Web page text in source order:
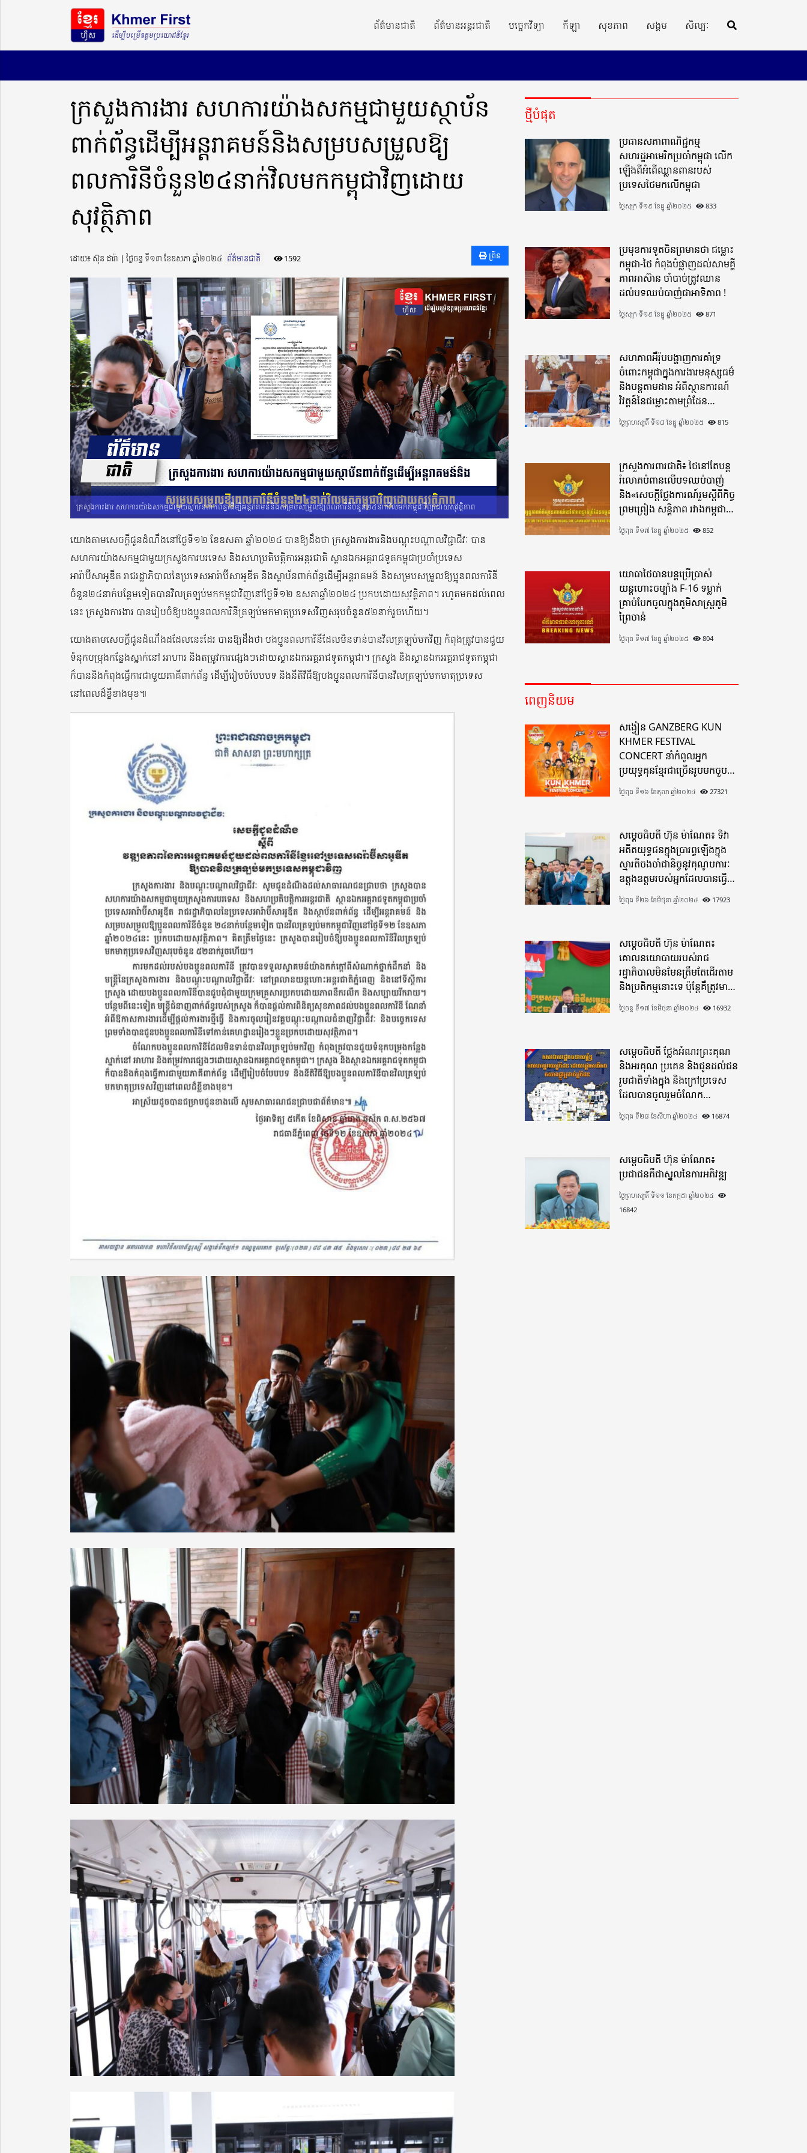
ព័ត៌មានជាតិ ព័ត៌មានអន្តរជាតិ បច្ចេកវិទ្យា កីឡា សុខភាព សង្គម សិល្បៈ
ក្រសួងការងារ សហការយ៉ាងសកម្មជាមួយស្ថាប័ន
ពាក់ព័ន្ធដើម្បីអន្តរាគមន៍និងសម្របសម្រួលឱ្យ
ពលការិនីចំនួន២៤នាក់វិលមកកម្ពុជាវិញដោយ
សុវត្ថិភាព
ដោយ៖ ស៊ុន ដារ៉ា ​​ | ថ្ងៃចន្ទ ទី១៣ ខែឧសភា ឆ្នាំ២០២៤ ព័ត៌មានជាតិ 1592 ព្រីន
ក្រសួងការងារ សហការយ៉ាងសកម្មជាមួយស្ថាប័នពាក់ព័ន្ធដើម្បីអន្តរាគមន៍និងសម្របសម្រួលឱ្យពលការិនីចំនួន២៤នាក់វិលមកកម្ពុជាវិញដោយសុវត្ថិភាព
យោងតាមសេចក្តីជូនដំណឹងនៅថ្ងៃទី១២ ខែឧសភា ឆ្នាំ២០២៤ បានឱ្យដឹងថា ក្រសួងការងារនិងបណ្តុះបណ្តាលវិជ្ជាជីវៈ បាន
សហការយ៉ាងសកម្មជាមួយក្រសួងការបរទេស និងសហប្រតិបត្តិការអន្តរជាតិ ស្ថានឯកអគ្គរាជទូតកម្ពុជាប្រចាំប្រទេស
អារ៉ាប៊ីសាអូឌីត រាជរដ្ឋាភិបាលនៃប្រទេសអារ៉ាប៊ីសាអូឌីត និងស្ថាប័នពាក់ព័ន្ធដើម្បីអន្តរាគមន៍ និងសម្របសម្រួលឱ្យប្អូនពលការិនី
ចំនួន២៤នាក់បន្ថែមទៀតបានវិលត្រឡប់មកកម្ពុជាវិញនៅថ្ងៃទី១២ ឧសភាឆ្នាំ២០២៤ ប្រកបដោយសុវត្ថិភាព។ រហូតមកដល់ពេល
នេះ ក្រសួងការងារ បានរៀបចំឱ្យបងប្អូនពលការិនីត្រឡប់មកមាតុប្រទេសវិញសរុបចំនួន៥២នាក់រួចហើយ។
យោងតាមសេចក្តីជូនដំណឹងដដែលនេះដែរ បានឱ្យដឹងថា បងប្អូនពលការិនីដែលមិនទាន់បានវិលត្រឡប់មកវិញ កំពុងត្រូវបានជួយ
ទំនុកបម្រុងកន្លែងស្នាក់នៅ អាហារ និងតម្រូវការផ្សេងៗដោយស្ថានឯកអគ្គរាជទូតកម្ពុជា។ ក្រសួង និងស្ថានឯកអគ្គរាជទូតកម្ពុជា
ក៏បាននិងកំពុងធ្វើការជាមួយភាគីពាក់ព័ន្ធ ដើម្បីរៀបចំបែបបទ និងនីតិវិធីឱ្យបងប្អូនពលការិនីបានវិលត្រឡប់មកមាតុប្រទេស
នៅពេលដ៏ខ្លីខាងមុខ៕
ថ្មីបំផុត
ប្រធានសភាពាណិជ្ជកម្ម
សហរដ្ឋអាមេរិកប្រចាំកម្ពុជា លើក
ឡើងពីអំពើឈ្លានពានរបស់
ប្រទេសថៃមកលើកម្ពុជា
ថ្ងៃសុក្រ ទី១៩ ខែធ្នូ ឆ្នាំ២០២៥ 833
ប្រមុខការទូតចិនព្រមានថា ជម្លោះ
កម្ពុជា-ថៃ កំពុងបំផ្លាញដល់សាមគ្គី
ភាពអាស៊ាន ចាំបាច់ត្រូវឈាន
ដល់បទឈប់បាញ់ជាអាទិភាព !
ថ្ងៃសុក្រ ទី១៩ ខែធ្នូ ឆ្នាំ២០២៥ 871
សហភាពអឺរ៉ុបបង្ហាញការគាំទ្រ
ចំពោះកម្ពុជាក្នុងការងារមនុស្សធម៌
និងបន្តតាមដាន អំពីស្ថានការណ៍
វិវត្តន៍នៃជម្លោះតាមព្រំដែន
ដោយយកចិត្តទុកដាក់ខ្ពស់
ថ្ងៃព្រហស្បតិ៍ ទី១៨ ខែធ្នូ ឆ្នាំ២០២៥ 815
ក្រសួងការពារជាតិ៖ ថៃនៅតែបន្ត
រំលោភបំពានលើបទឈប់បាញ់
និង«សេចក្តីថ្លែងការណ៍រួមស្តីពីកិច្ច
ព្រមព្រៀង សន្តិភាព រវាងកម្ពុជា
និងថៃ»
ថ្ងៃពុធ ទី១៧ ខែធ្នូ ឆ្នាំ២០២៥ 852
យោធាថៃបានបន្តប្រើប្រាស់
យន្តហោះចម្បាំង F-16 ទម្លាក់
គ្រាប់បែកចូលក្នុងភូមិសាស្ត្រភូមិ
ព្រៃចាន់
ថ្ងៃពុធ ទី១៧ ខែធ្នូ ឆ្នាំ២០២៥ 804
ពេញនិយម
សង្វៀន GANZBERG KUN
KHMER FESTIVAL
CONCERT នាំកំពូលអ្នក
ប្រយុទ្ធគុនខ្មែរជាច្រើនរូបមកចួប
គ្នាលើសង្វៀនគុនខ្មែរតែមួយដ៏
អស្ចារ្យលើទឹកដីខេត្តបាត់ដំបង
ថ្ងៃពុធ ទី១៦ ខែតុលា ឆ្នាំ២០២៤ 27321
សម្តេចធិបតី ហ៊ុន ម៉ាណែត៖ ទិវា
អតីតយុទ្ធជនក្នុងប្រារព្ធឡើងក្នុង
ស្មារតីចងចាំជានិច្ចនូវគុណូបការៈ
ឧត្តុងឧត្តមរបស់អ្នកដែលបានធ្វើ
មហាពលីកម្ម
ថ្ងៃពុធ ទី២៦ ខែមិថុនា ឆ្នាំ២០២៤ 17923
សម្តេចធិបតី ហ៊ុន ម៉ាណែត៖
គោលនយោបាយរបស់រាជ
រដ្ឋាភិបាលមិនមែនត្រឹមតែដើរតាម
និងប្រតិកម្មនោះទេ ប៉ុន្តែគឺត្រូវមាន
ភាពបុរេសកម្ម
ថ្ងៃចន្ទ ទី១៧ ខែមិថុនា ឆ្នាំ២០២៤ 16932
សម្តេចធិបតី ថ្លែងអំណរព្រះគុណ
និងអរគុណ ប្រគេន និងជូនដល់ជន
រួមជាតិទាំងក្នុង​ និងក្រៅប្រទេស​
ដែលបានចូលរួមចំណែក
យ៉ាងផុលផុសបរិច្ចាគថវិកាក្នុង
«មូលនិធិកសាងហេដ្ឋារចនាសម្ព័ន្ធ
កសាងផ្លូវក្រវាត់ព្រំដែន
ថ្ងៃពុធ ទី២៨ ខែសីហា ឆ្នាំ២០២៤ 16874
សម្តេចធិបតី ហ៊ុន ម៉ាណែត៖
ប្រជាជនគឺជាស្នូលនៃការអភិវឌ្ឍ
ថ្ងៃព្រហស្បតិ៍ ទី១១ ខែកក្កដា ឆ្នាំ២០២៤
16842